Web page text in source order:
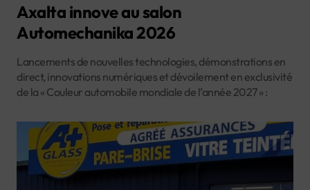
Axalta innove au salon
Automechanika 2026
Lancements de nouvelles technologies, démonstrations en
direct, innovations numériques et dévoilement en exclusivité
de la « Couleur automobile mondiale de l’année 2027 » :